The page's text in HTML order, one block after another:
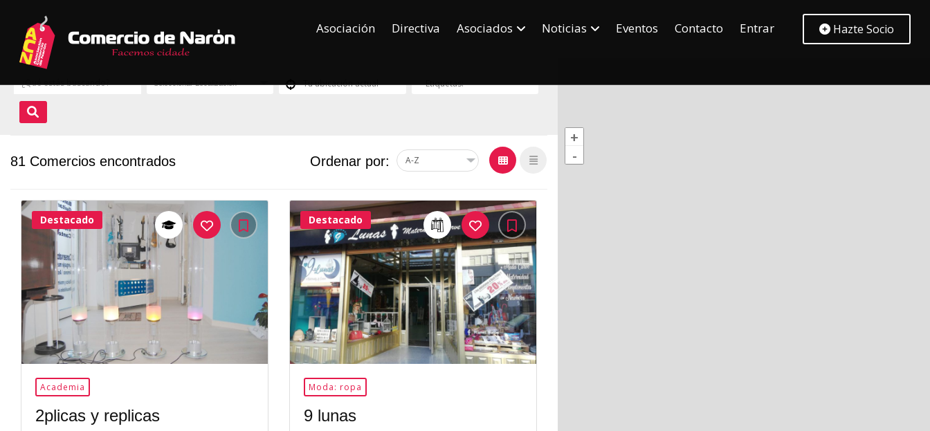
Asociación Directiva Asociados Noticias Eventos Contacto Entrar Hazte Socio
+
-
81 Comercios encontrados Ordenar por:
37Me
Destacado
Academia
2plicas y replicas
31Me
Gusta
Destacado
Moda: ropa
9 lunas